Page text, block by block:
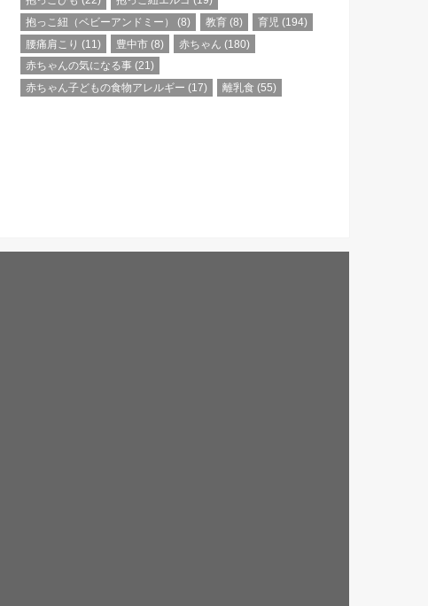
抱っこ紐（ベビーアンドミー）
(8) 教育 (8) 育児 (194)
腰痛肩こり (11) 豊中市 (8) 赤ちゃん (180)
赤ちゃんの気になる事 (21)
赤ちゃん子どもの食物アレルギー (17) 離乳食 (55)